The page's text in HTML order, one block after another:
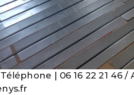
Téléphone | 06 16 22 21 46 /